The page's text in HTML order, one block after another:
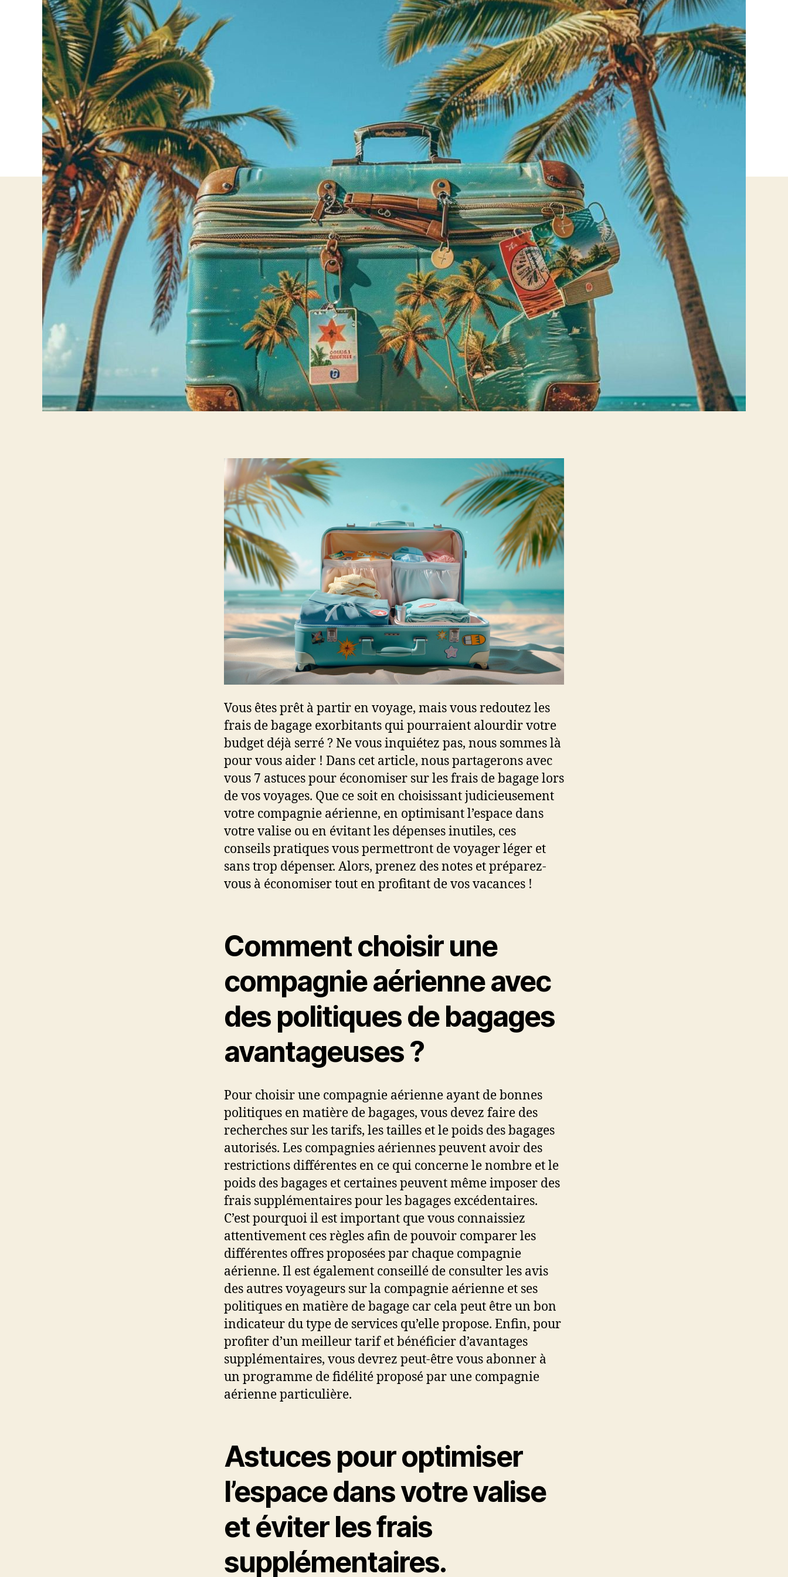
Vous êtes prêt à partir en voyage, mais vous redoutez les
frais de bagage exorbitants qui pourraient alourdir votre
budget déjà serré ? Ne vous inquiétez pas, nous sommes là
pour vous aider ! Dans cet article, nous partagerons avec
vous 7 astuces pour économiser sur les frais de bagage lors
de vos voyages. Que ce soit en choisissant judicieusement
votre compagnie aérienne, en optimisant l’espace dans
votre valise ou en évitant les dépenses inutiles, ces
conseils pratiques vous permettront de voyager léger et
sans trop dépenser. Alors, prenez des notes et préparez-
vous à économiser tout en profitant de vos vacances !
Comment choisir une
compagnie aérienne avec
des politiques de bagages
avantageuses ?
Pour choisir une compagnie aérienne ayant de bonnes
politiques en matière de bagages, vous devez faire des
recherches sur les tarifs, les tailles et le poids des bagages
autorisés. Les compagnies aériennes peuvent avoir des
restrictions différentes en ce qui concerne le nombre et le
poids des bagages et certaines peuvent même imposer des
frais supplémentaires pour les bagages excédentaires.
C’est pourquoi il est important que vous connaissiez
attentivement ces règles afin de pouvoir comparer les
différentes offres proposées par chaque compagnie
aérienne. Il est également conseillé de consulter les avis
des autres voyageurs sur la compagnie aérienne et ses
politiques en matière de bagage car cela peut être un bon
indicateur du type de services qu’elle propose. Enfin, pour
profiter d’un meilleur tarif et bénéficier d’avantages
supplémentaires, vous devrez peut-être vous abonner à
un programme de fidélité proposé par une compagnie
aérienne particulière.
Astuces pour optimiser
l’espace dans votre valise
et éviter les frais
supplémentaires.